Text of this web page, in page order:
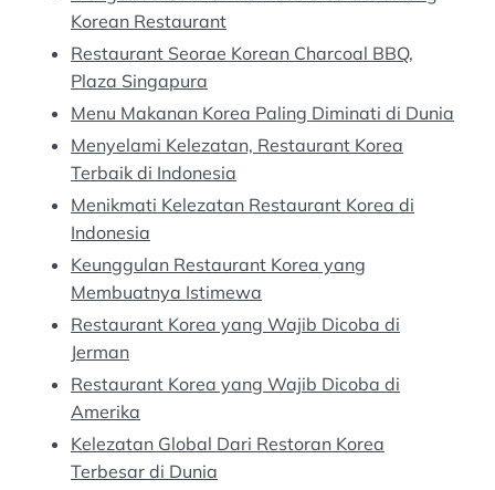
Korean Restaurant
Restaurant Seorae Korean Charcoal BBQ,
Plaza Singapura
Menu Makanan Korea Paling Diminati di Dunia
Menyelami Kelezatan, Restaurant Korea
Terbaik di Indonesia
Menikmati Kelezatan Restaurant Korea di
Indonesia
Keunggulan Restaurant Korea yang
Membuatnya Istimewa
Restaurant Korea yang Wajib Dicoba di
Jerman
Restaurant Korea yang Wajib Dicoba di
Amerika
Kelezatan Global Dari Restoran Korea
Terbesar di Dunia